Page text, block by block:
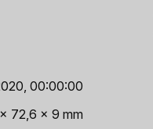
00:00:00
72,6 x 9 mm